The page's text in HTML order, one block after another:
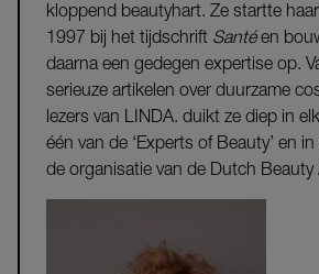
kloppend beautyhart. Ze startte
1997 bij het tijdschrift Santéen
daarna een gedegen expertise op.
serieuze artikelen over duurzame
lezers van LINDA. duikt ze diep in
één van de ‘Experts of Beauty’ en
de organisatie van de Dutch Beauty